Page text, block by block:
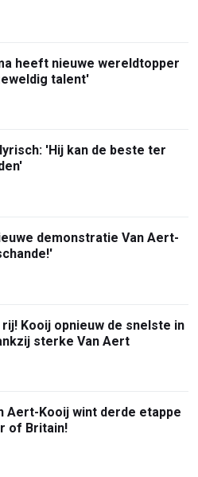
heeft nieuwe wereldtopper
talent'
'Hij kan de beste ter
demonstratie Van Aert-
Kooij opnieuw de snelste in
sterke Van Aert
Aert-Kooij wint derde etappe
of Britain!